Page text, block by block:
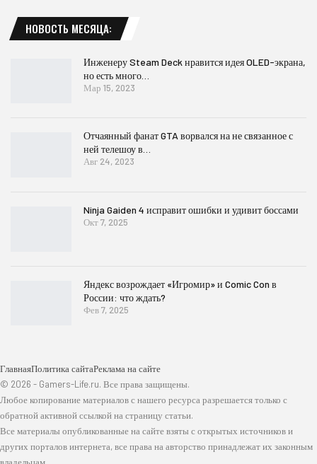
НОВОСТЬ МЕСЯЦА:
Инженеру Steam Deck нравится идея OLED-экрана,
но есть много…
Мар 15, 2023
Отчаянный фанат GTA ворвался на не связанное с
ней телешоу в…
Авг 24, 2023
Ninja Gaiden 4 исправит ошибки и удивит боссами
Окт 7, 2025
Яндекс возрождает «Игромир» и Comic Con в
России: что ждать?
Фев 7, 2025
ГлавнаяПолитика сайтаРеклама на сайте
© 2026 - Gamers-Life.ru. Все права защищены.
Любое копирование материалов с нашего ресурса разрешается только с
обратной активной ссылкой на страницу статьи.
Все материалы опубликованные на сайте взяты с открытых источников и
других порталов интернета, все права на авторство принадлежат их законным